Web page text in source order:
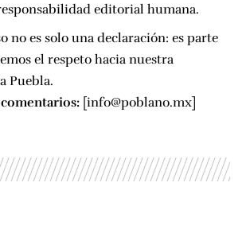
editorial humana.
no es solo una declaración: es parte
el respeto hacia nuestra
Puebla.
[info@poblano.mx]